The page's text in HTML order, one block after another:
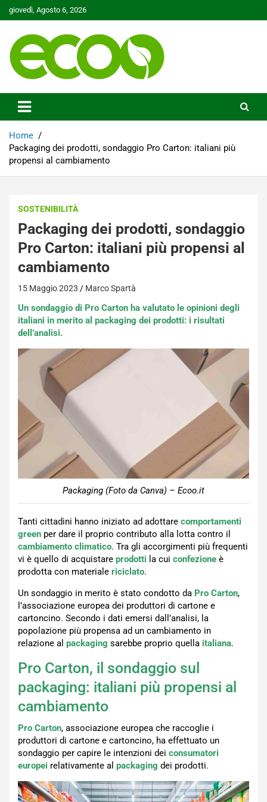
Skip
to
giovedì, Agosto 6, 2026
Ecoo.it
Home
Packaging dei prodotti, sondaggio Pro Carton: italiani più
propensi al cambiamento
SOSTENIBILITÀ
Packaging dei prodotti, sondaggio
Pro Carton: italiani più propensi al
cambiamento
15 Maggio 2023 Marco Spartà
Un sondaggio di Pro Carton ha valutato le opinioni degli
italiani in merito al packaging dei prodotti: i risultati
dell’analisi.
Packaging (Foto da Canva) – Ecoo.it
Tanti cittadini hanno iniziato ad adottare comportamenti
green per dare il proprio contributo alla lotta contro il
cambiamento climatico. Tra gli accorgimenti più frequenti
vi è quello di acquistare prodotti la cui confezione è
prodotta con materiale riciclato.
Un sondaggio in merito è stato condotto da Pro Carton,
l’associazione europea dei produttori di cartone e
cartoncino. Secondo i dati emersi dall’analisi, la
popolazione più propensa ad un cambiamento in
relazione al packaging sarebbe proprio quella italiana.
Pro Carton, il sondaggio sul
packaging: italiani più propensi al
cambiamento
Pro Carton, associazione europea che raccoglie i
produttori di cartone e cartoncino, ha effettuato un
sondaggio per capire le intenzioni dei consumatori
europei relativamente al packaging dei prodotti.